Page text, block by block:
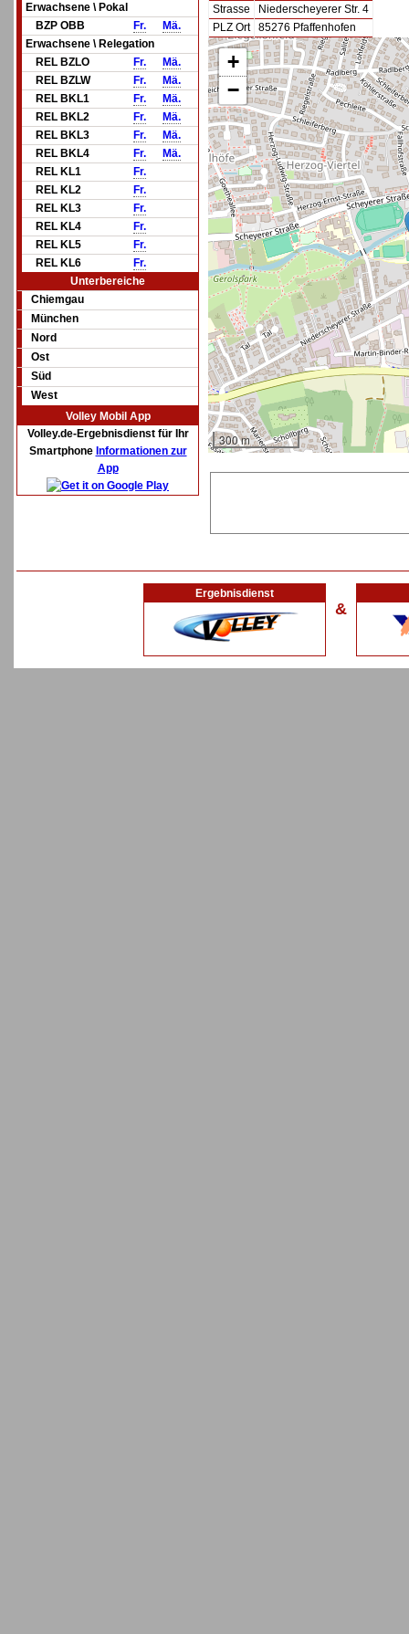
Erwachsene \ Pokal
BZP OBB
Fr.
Mä.
Erwachsene \ Relegation
REL BZLO
Fr.
Mä.
REL BZLW
Fr.
Mä.
REL BKL1
Fr.
Mä.
REL BKL2
Fr.
Mä.
REL BKL3
Fr.
Mä.
REL BKL4
Fr.
Mä.
REL KL1
Fr.
REL KL2
Fr.
REL KL3
Fr.
REL KL4
Fr.
REL KL5
Fr.
REL KL6
Fr.
Unterbereiche
Chiemgau
München
Nord
Ost
Süd
West
Volley Mobil App
Volley.de-Ergebnisdienst für Ihr
Smartphone Informationen zur
App
Strasse
Niederscheyerer Str. 4
PLZ Ort
85276 Pfaffenhofen
+
−
300 m
Ergebnisdienst
&